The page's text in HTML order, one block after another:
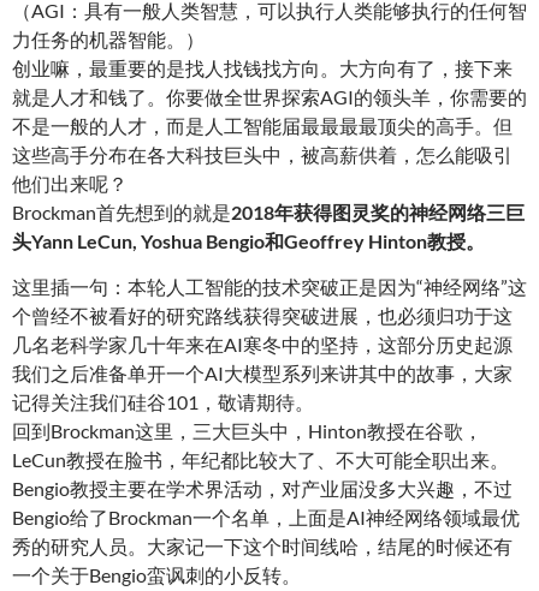
（AGI：具有一般人类智慧，可以执行人类能够执行的任何智
力任务的机器智能。）
创业嘛，最重要的是找人找钱找方向。大方向有了，接下来
就是人才和钱了。你要做全世界探索AGI的领头羊，你需要的
不是一般的人才，而是人工智能届最最最最顶尖的高手。但
这些高手分布在各大科技巨头中，被高薪供着，怎么能吸引
他们出来呢？
Brockman首先想到的就是2018年获得图灵奖的神经网络三巨
头Yann LeCun, Yoshua Bengio和Geoffrey Hinton教授。
这里插一句：本轮人工智能的技术突破正是因为“神经网络”这
个曾经不被看好的研究路线获得突破进展，也必须归功于这
几名老科学家几十年来在AI寒冬中的坚持，这部分历史起源
我们之后准备单开一个AI大模型系列来讲其中的故事，大家
记得关注我们硅谷101，敬请期待。
回到Brockman这里，三大巨头中，Hinton教授在谷歌，
LeCun教授在脸书，年纪都比较大了、不大可能全职出来。
Bengio教授主要在学术界活动，对产业届没多大兴趣，不过
Bengio给了Brockman一个名单，上面是AI神经网络领域最优
秀的研究人员。大家记一下这个时间线哈，结尾的时候还有
一个关于Bengio蛮讽刺的小反转。